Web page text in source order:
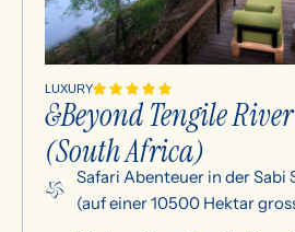
LUXURY
&Beyond Tengile
(South Africa)
Safari Abenteuer in der Sabi
(auf einer 10500 Hektar